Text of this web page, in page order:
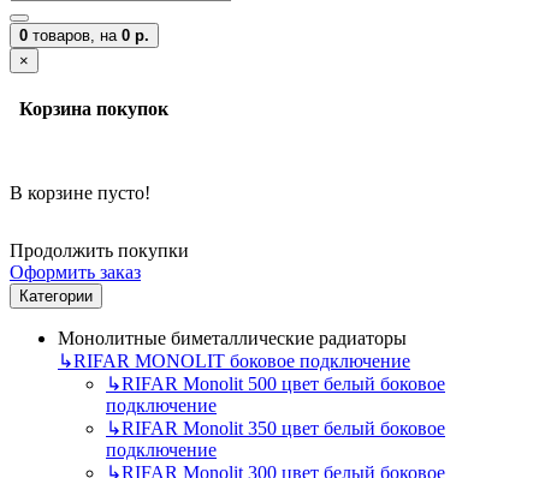
0 товаров, на 0 р.
×
Корзина покупок
В корзине пусто!
Продолжить покупки
Оформить заказ
Категории
Монолитные биметаллические радиаторы
↳RIFAR MONOLIT боковое подключение
↳RIFAR Monolit 500 цвет белый боковое
подключение
↳RIFAR Monolit 350 цвет белый боковое
подключение
↳RIFAR Monolit 300 цвет белый боковое